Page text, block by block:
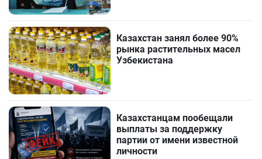
Казахстан занял более 90%
рынка растительных масел
Узбекистана
Казахстанцам пообещали
выплаты за поддержку
партии от имени известной
личности